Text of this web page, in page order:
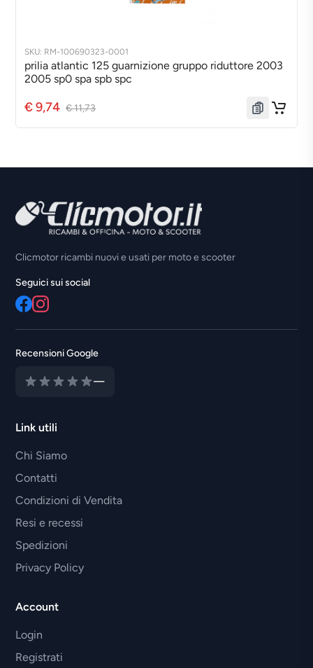
SKU: RM-100690323-0001
prilia atlantic 125 guarnizione gruppo riduttore 2003
2005 sp0 spa spb spc
€ 9,74 € 11,73
Clicmotor ricambi nuovi e usati per moto e scooter
Seguici sui social
Recensioni Google
—
Link utili
Chi Siamo
Contatti
Condizioni di Vendita
Resi e recessi
Spedizioni
Privacy Policy
Account
Login
Registrati